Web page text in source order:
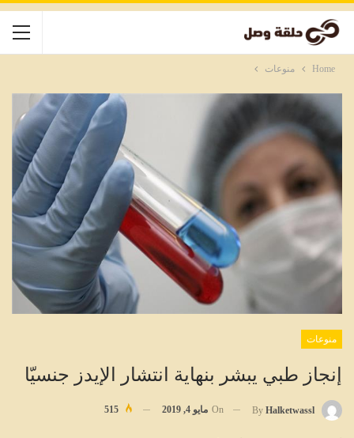
Home منوعات
منوعات
إنجاز طبي يبشر بنهاية انتشار الإيدز جنسيّا
By Halketwassl
On مايو 4, 2019 515